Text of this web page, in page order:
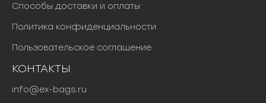
Способы доставки и оплаты
Политика конфиденциальности
Пользовательское соглашение
КОНТАКТЫ
info@ex-bags.ru